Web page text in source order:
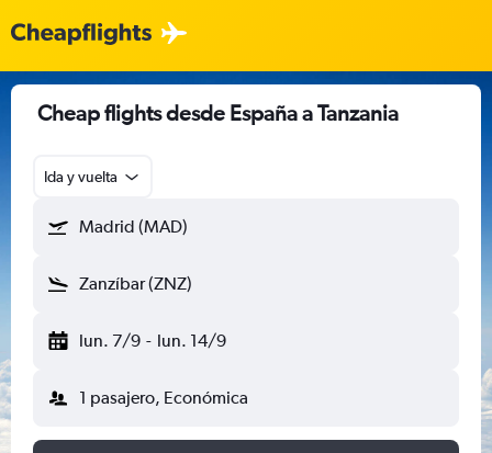
Cheap flights desde España a Tanzania
Ida y vuelta
Madrid (MAD)
Zanzíbar (ZNZ)
lun. 7/9 - lun. 14/9
1 pasajero, Económica